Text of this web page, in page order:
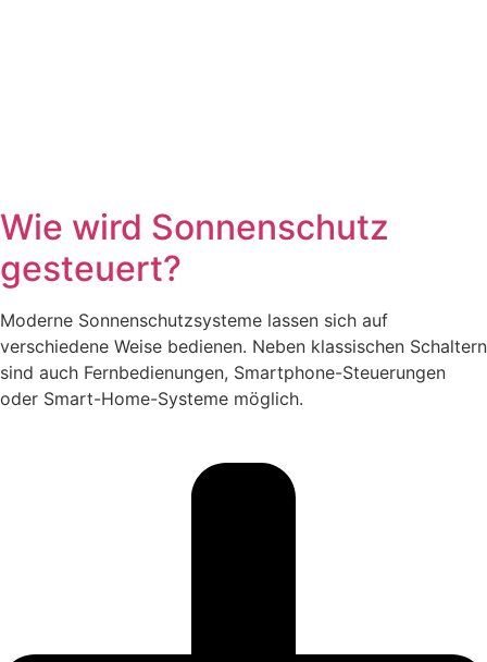
Wie wird Sonnenschutz
gesteuert?
Moderne Sonnenschutzsysteme lassen sich auf
verschiedene Weise bedienen. Neben klassischen Schaltern
sind auch Fernbedienungen, Smartphone-Steuerungen
oder Smart-Home-Systeme möglich.